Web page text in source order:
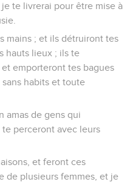
te livrerai pour être mise à
mains ; et ils détruiront tes
hauts lieux ; ils te
emporteront tes bagues
habits et toute
amas de gens qui
perceront avec leurs
et feront ces
de plusieurs femmes, et je